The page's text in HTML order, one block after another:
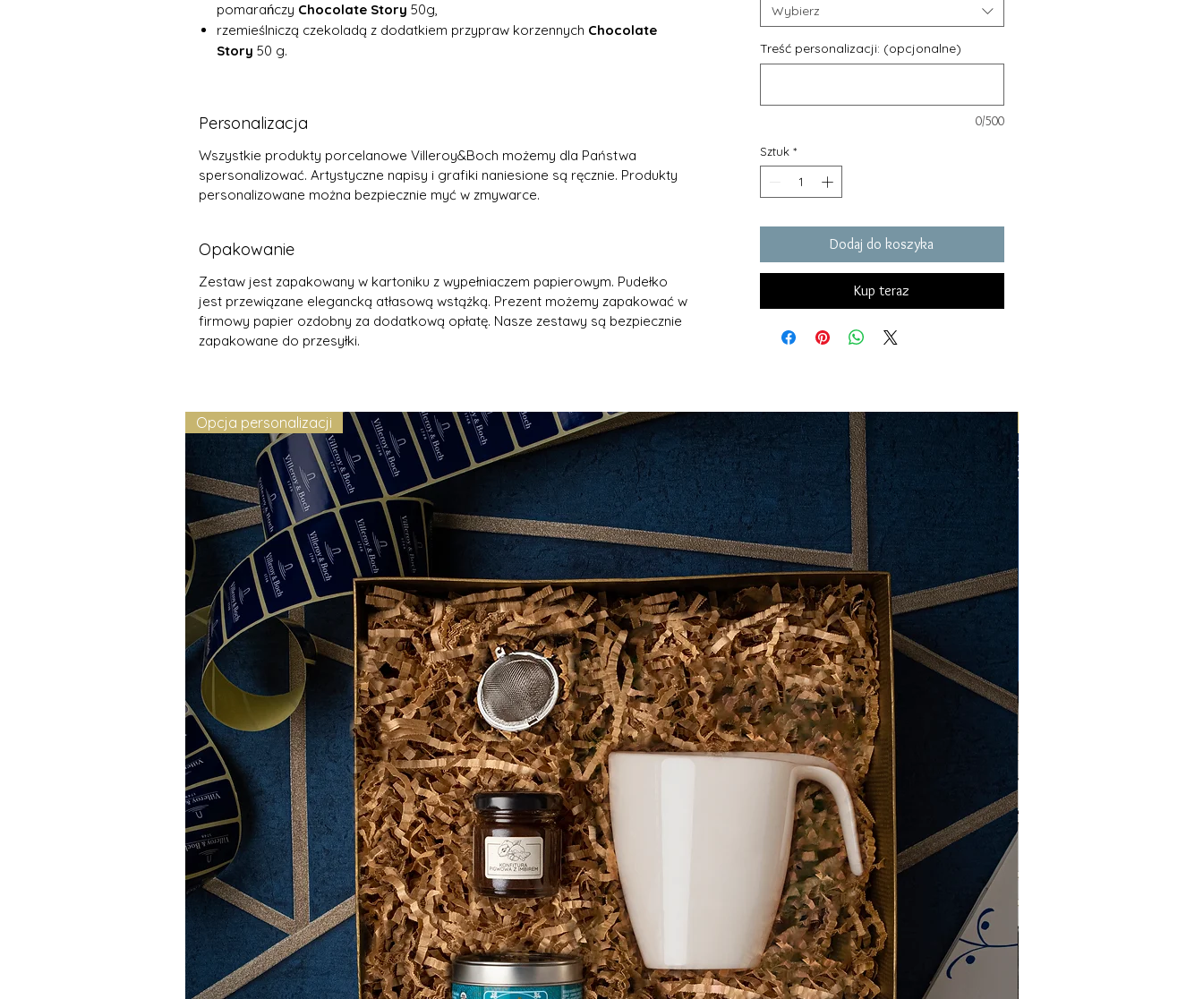
pomarańczy Chocolate Story 50g,
rzemieślniczą czekoladą z dodatkiem przypraw korzennych Chocolate
Story 50 g.
Personalizacja
Wszystkie produkty porcelanowe Villeroy&Boch możemy dla Państwa
spersonalizować. Artystyczne napisy i grafiki naniesione są ręcznie. Produkty
personalizowane można bezpiecznie myć w zmywarce.
Opakowanie
Zestaw jest zapakowany w kartoniku z wypełniaczem papierowym. Pudełko
jest przewiązane elegancką atłasową wstążką. Prezent możemy zapakować w
firmowy papier ozdobny za dodatkową opłatę. Nasze zestawy są bezpiecznie
zapakowane do przesyłki.
Wybierz
Treść personalizacji: (opcjonalne)
0/500
Sztuk *
Dodaj do koszyka
Kup teraz
Opcja personalizacji